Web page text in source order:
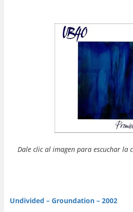
Dale clic al imagen para escuchar la
Undivided – Groundation – 2002